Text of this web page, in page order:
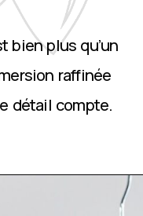
bien plus qu’un
raffinée
détail compte.